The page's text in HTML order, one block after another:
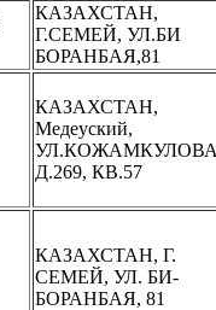
КАЗАХСТАН,
Г.СЕМЕЙ, УЛ.БИ
БОРАНБАЯ,81
КАЗАХСТАН,
Медеуский,
Д.269, КВ.57
КАЗАХСТАН, Г.
СЕМЕЙ, УЛ. БИ-
БОРАНБАЯ, 81